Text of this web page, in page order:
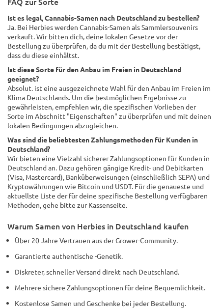
Ist es legal, Cannabis-Samen nach Deutschland zu bestellen?
Ja. Bei Herbies werden Cannabis-Samen als Sammlersouvenirs
verkauft. Wir bitten dich, deine lokalen Gesetze vor der
Bestellung zu überprüfen, da du mit der Bestellung bestätigst,
dass du diese einhältst.
Ist diese Sorte für den Anbau im Freien in Deutschland
geeignet?
Absolut. ist eine ausgezeichnete Wahl für den Anbau im Freien im
Klima Deutschlands. Um die bestmöglichen Ergebnisse zu
gewährleisten, empfehlen wir, die spezifischen Vorlieben der
Sorte im Abschnitt "Eigenschaften" zu überprüfen und mit deinen
lokalen Bedingungen abzugleichen.
Was sind die beliebtesten Zahlungsmethoden für Kunden in
Deutschland?
Wir bieten eine Vielzahl sicherer Zahlungsoptionen für Kunden in
Deutschland an. Dazu gehören gängige Kredit- und Debitkarten
(Visa, Mastercard), Banküberweisungen (einschließlich SEPA) und
Kryptowährungen wie Bitcoin und USDT. Für die genaueste und
aktuellste Liste der für deine spezifische Bestellung verfügbaren
Methoden, gehe bitte zur Kassenseite.
Warum Samen von Herbies in Deutschland kaufen
Über 20 Jahre Vertrauen aus der Grower-Community.
Garantierte authentische -Genetik.
Diskreter, schneller Versand direkt nach Deutschland.
Mehrere sichere Zahlungsoptionen für deine Bequemlichkeit.
Kostenlose Samen und Geschenke bei jeder Bestellung.